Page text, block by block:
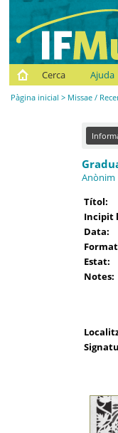
Cerca
Ajuda
Pàgina inicial > Missae /
Anònim
Títol:
Incipit
Data:
Estat:
Notes: